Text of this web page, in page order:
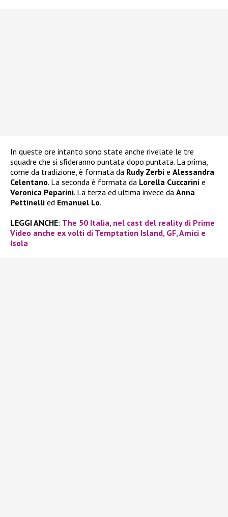
In queste ore intanto sono state anche rivelate le tre
squadre che si sfideranno puntata dopo puntata. La prima,
come da tradizione, è formata da Rudy Zerbi e Alessandra
Celentano. La seconda è formata da Lorella Cuccarini e
Veronica Peparini. La terza ed ultima invece da Anna
Pettinelli ed Emanuel Lo.
LEGGI ANCHE: The 50 Italia, nel cast del reality di Prime
Video anche ex volti di Temptation Island, GF, Amici e
Isola